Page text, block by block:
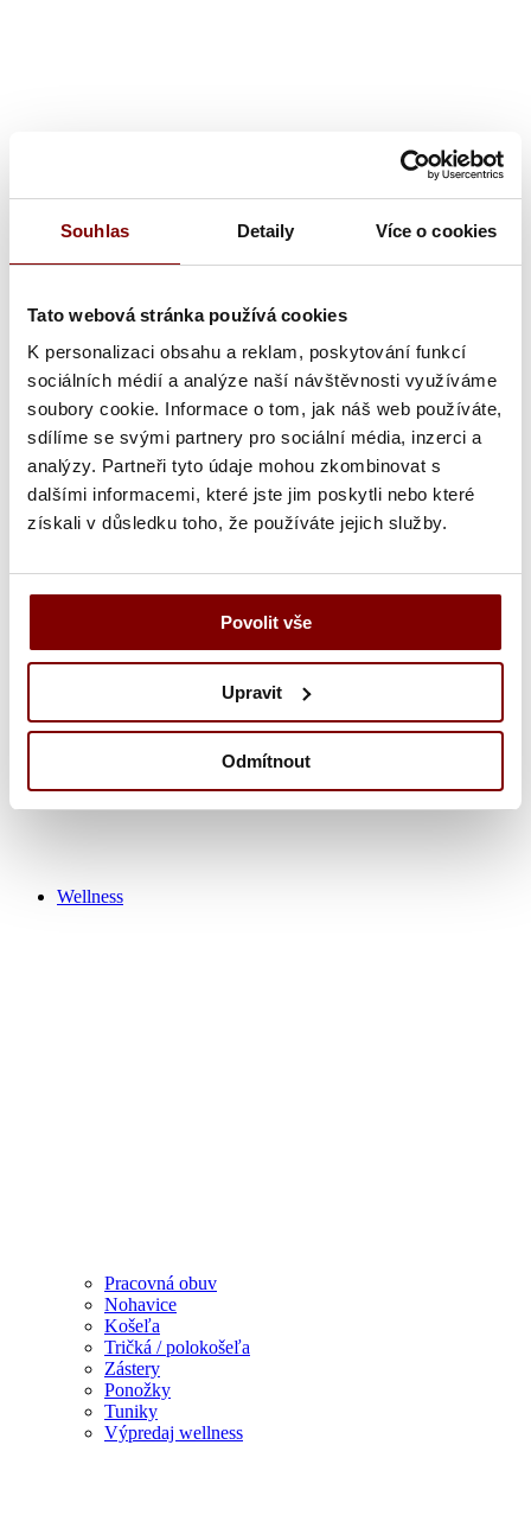
Souhlas Detaily Více o cookies
Tato webová stránka používá cookies
K personalizaci obsahu a reklam, poskytování funkcí
sociálních médií a analýze naší návštěvnosti využíváme
soubory cookie. Informace o tom, jak náš web používáte,
sdílíme se svými partnery pro sociální média, inzerci a
analýzy. Partneři tyto údaje mohou zkombinovat s
dalšími informacemi, které jste jim poskytli nebo které
získali v důsledku toho, že používáte jejich služby.
Povolit vše
Upravit
Odmítnout
Tričká / polokošeľa
Zdravotnícke plášťa
Čiapky
Wellness
Pracovná obuv
Nohavice
Košeľa
Tričká / polokošeľa
Zástery
Ponožky
Tuniky
Výpredaj wellness